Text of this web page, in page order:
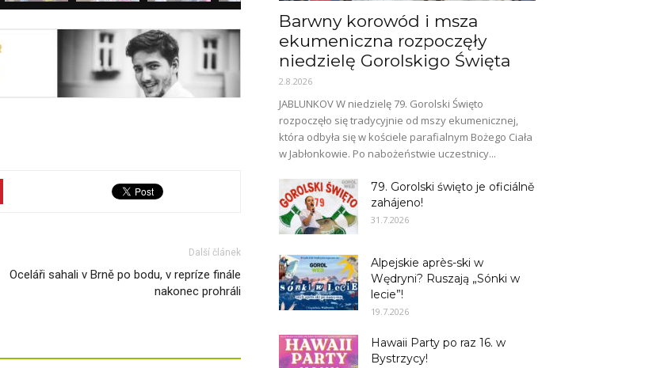
Další článek
Oceláři sahali v Brně po bodu, v repríze finále
nakonec prohráli
Barwny korowód i msza
ekumeniczna rozpoczęły
niedzielę Gorolskigo Święta
2.8.2026
JABLUNKOV W niedzielę 79. Gorolski Święto
rozpoczęło się tradycyjnie od mszy ekumenicznej,
która odbyła się w kościele parafialnym Bożego Ciała
w Jabłonkowie. Po nabożeństwie uczestnicy...
79. Gorolski święto je oficiálně
zahájeno!
31.7.2026
Alpejskie après-ski w
Wędryni? Ruszają „Sónki w
lecie”!
19.7.2026
Hawaii Party po raz 16. w
Bystrzycy!